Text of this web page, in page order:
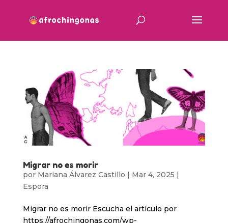
Migrar no es morir
por Mariana Álvarez Castillo | Mar 4, 2025 |
Espora
Migrar no es morir Escucha el artículo por
https://afrochingonas.com/wp-